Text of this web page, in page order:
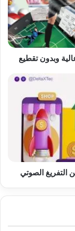
وبدون تقطيع
التفريغ الصوتي